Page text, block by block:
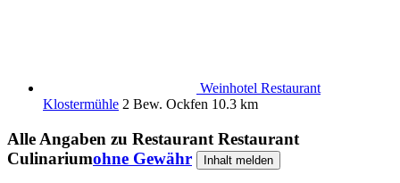
Weinhotel Restaurant
Klostermühle 2 Bew. Ockfen 10.3 km
Alle Angaben zu Restaurant Restaurant
Culinariumohne Gewähr Inhalt melden